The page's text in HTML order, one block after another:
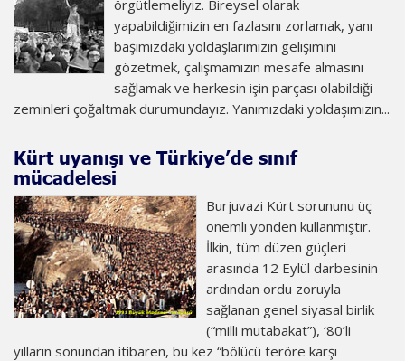
örgütlemeliyiz. Bireysel olarak
yapabildiğimizin en fazlasını zorlamak, yanı
başımızdaki yoldaşlarımızın gelişimini
gözetmek, çalışmamızın mesafe almasını
sağlamak ve herkesin işin parçası olabildiği
zeminleri çoğaltmak durumundayız. Yanımızdaki yoldaşımızın...
Kürt uyanışı ve Türkiye’de sınıf
mücadelesi
Burjuvazi Kürt sorununu üç
önemli yönden kullanmıştır.
İlkin, tüm düzen güçleri
arasında 12 Eylül darbesinin
ardından ordu zoruyla
sağlanan genel siyasal birlik
(“milli mutabakat”), ‘80’li
yılların sonundan itibaren, bu kez “bölücü teröre karşı